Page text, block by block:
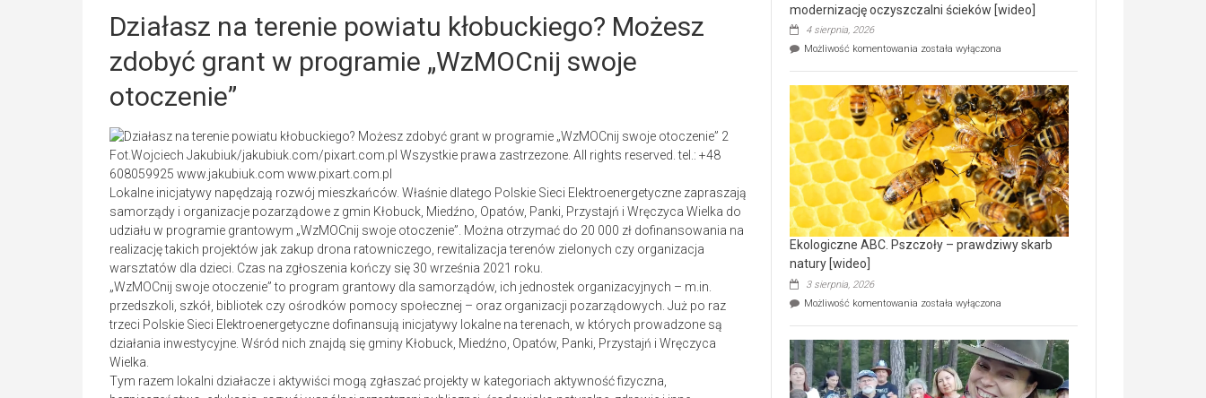
Działasz na terenie powiatu kłobuckiego? Możesz
zdobyć grant w programie „WzMOCnij swoje
otoczenie”
Fot.Wojciech Jakubiuk/jakubiuk.com/pixart.com.pl Wszystkie prawa zastrzezone. All rights reserved. tel.: +48
608059925 www.jakubiuk.com www.pixart.com.pl
Lokalne inicjatywy napędzają rozwój mieszkańców. Właśnie dlatego Polskie Sieci Elektroenergetyczne zapraszają
samorządy i organizacje pozarządowe z gmin Kłobuck, Miedźno, Opatów, Panki, Przystajń i Wręczyca Wielka do
udziału w programie grantowym „WzMOCnij swoje otoczenie”. Można otrzymać do 20 000 zł dofinansowania na
realizację takich projektów jak zakup drona ratowniczego, rewitalizacja terenów zielonych czy organizacja
warsztatów dla dzieci. Czas na zgłoszenia kończy się 30 września 2021 roku.
„WzMOCnij swoje otoczenie” to program grantowy dla samorządów, ich jednostek organizacyjnych – m.in.
przedszkoli, szkół, bibliotek czy ośrodków pomocy społecznej – oraz organizacji pozarządowych. Już po raz
trzeci Polskie Sieci Elektroenergetyczne dofinansują inicjatywy lokalne na terenach, w których prowadzone są
działania inwestycyjne. Wśród nich znajdą się gminy Kłobuck, Miedźno, Opatów, Panki, Przystajń i Wręczyca
Wielka.
Tym razem lokalni działacze i aktywiści mogą zgłaszać projekty w kategoriach aktywność fizyczna,
modernizację oczyszczalni ścieków [wideo]
4 sierpnia, 2026
Możliwość komentowania Ekologiczne
Wręczyca
Wielka
z
dofinansowaniem
ponad
15,6
mln
na
modernizację
oczyszczalni
ścieków
[wideo]
została wyłączona
Ekologiczne ABC. Pszczoły – prawdziwy skarb
natury [wideo]
3 sierpnia, 2026
Możliwość komentowania Ekologiczne
–
prawdziwy
skarb
natury
została wyłączona